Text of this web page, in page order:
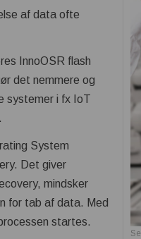
af data ofte
InnoOSR flash
det nemmere og
systemer i fx IoT
System
Det giver
mindsker
for tab af data. Med
startes.